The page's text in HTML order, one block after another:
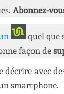
Abonnez-
quel que
façon de
avec
smartphone.